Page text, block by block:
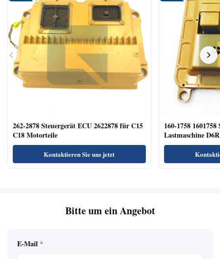
262-2878 Steuergerät ECU 2622878 für C15
C18 Motorteile
Kontaktieren Sie uns jetzt
160-1758
Lastmaschine D6R
Bitte um ein Angebot
E-Mail *